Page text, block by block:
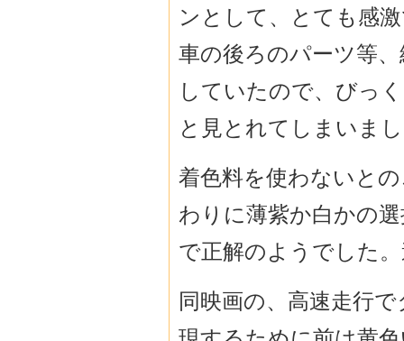
ンとして、とても感
車の後ろのパーツ等
していたので、びっ
と見とれてしまいま
着色料を使わないと
わりに薄紫か白かの
で正解のようでした
同映画の、高速走行